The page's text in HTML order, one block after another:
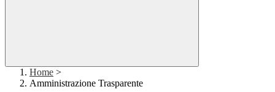
Home >
Amministrazione Trasparente